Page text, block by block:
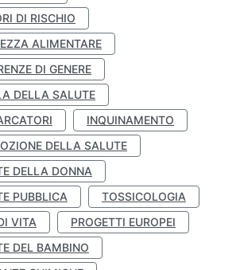
DI RISCHIO
ALIMENTARE
DI GENERE
DELLA SALUTE
INQUINAMENTO
DELLA SALUTE
DELLA DONNA
PUBBLICA
TOSSICOLOGIA
VITA
PROGETTI EUROPEI
DEL BAMBINO